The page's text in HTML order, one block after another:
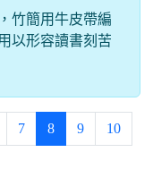
竹簡用牛皮帶編
以形容讀書刻苦
7 8(current)
9 10